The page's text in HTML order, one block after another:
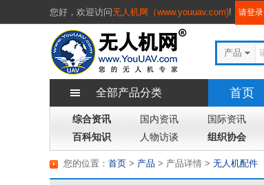
您好， 欢迎访问无人机网（www.youuav.com)! 请登录
产品
全部产品分类 首页
专题
综合资讯 国内资讯 国际资讯
百科知识
人物访谈 组织协会
您的位置： 首页 > 产品 > 无人机配件
> 产品详情